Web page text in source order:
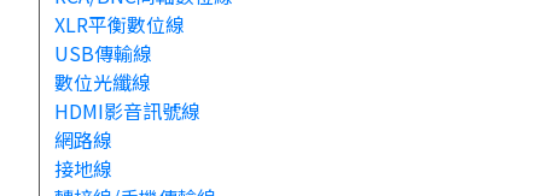
XLR平衡數位線
USB傳輸線
數位光纖線
HDMI影音訊號線
網路線
接地線